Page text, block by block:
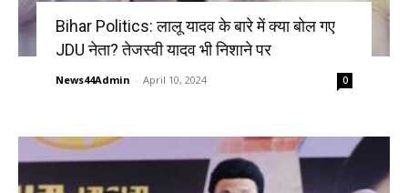
Bihar Politics: लालू यादव के बारे में क्या बोल गए
JDU नेता? तेजस्वी यादव भी निशाने पर
News44Admin - April 10, 2024 0